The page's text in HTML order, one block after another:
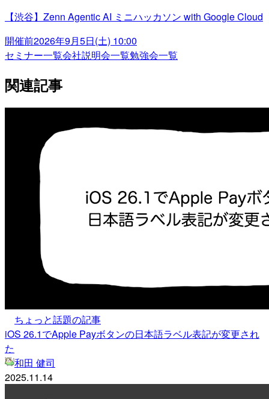
【渋谷】Zenn Agentic AI ミニハッカソン with Google Cloud
開催前2026年9月5日(土) 10:00
セミナー一覧会社説明会一覧勉強会一覧
関連記事
ちょっと話題の記事
iOS 26.1でApple Payボタンの日本語ラベル表記が変更され
た
和田 健司
2025.11.14